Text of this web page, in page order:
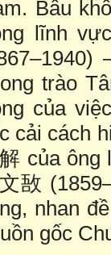
Bầu
lĩnh
trào
của
cải cách
của ông
敔
nhan
gốc